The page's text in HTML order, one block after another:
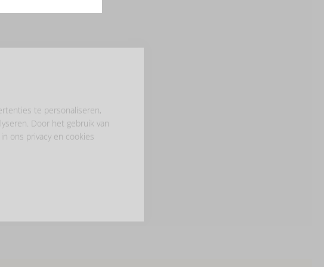
te personaliseren,
Door het gebruik van
ons privacy en cookies